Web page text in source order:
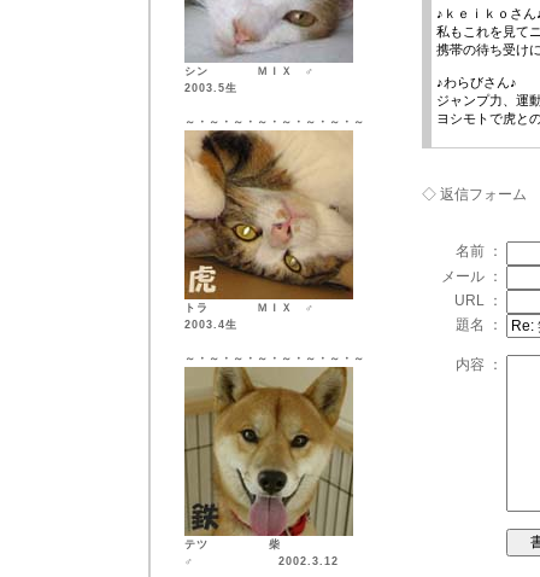
シン ＭＩＸ ♂
2003.5生
～・～・～・～・～・～・～・～
トラ ＭＩＸ ♂
2003.4生
～・～・～・～・～・～・～・～
テツ 柴
♂ 2002.3.12
♪ｋｅｉｋｏさん
私もこれを見て
携帯の待ち受け
♪わらびさん♪
ジャンプ力、運
ヨシモトで虎と
◇ 返信フォーム
名前 ：
メール ：
URL ：
題名 ：
内容 ：